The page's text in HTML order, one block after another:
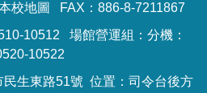
校地圖
FAX：886-8-7211867
10512 場館營運組：分機：
10522
民生東路51號 位置：司令台後方